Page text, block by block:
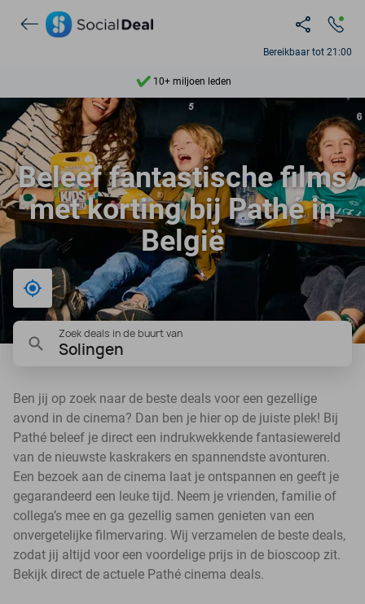
Bereikbaar tot 21:00
Ontdek 15.000+ deals
10+ miljoen leden
Ontdek 15.000+ deals
Beleef fantastische films
met korting bij Pathé in
België
Bij mij in de buurt
Zoek deals in de buurt van
Solingen
Ben jij op zoek naar de beste deals voor een gezellige
avond in de cinema? Dan ben je hier op de juiste plek! Bij
Pathé beleef je direct een indrukwekkende fantasiewereld
van de nieuwste kaskrakers en spannendste avonturen.
Een bezoek aan de cinema laat je ontspannen en geeft je
gegarandeerd een leuke tijd. Neem je vrienden, familie of
collega’s mee en ga gezellig samen genieten van een
onvergetelijke filmervaring. Wij verzamelen de beste deals,
zodat jij altijd voor een voordelige prijs in de bioscoop zit.
Bekijk direct de actuele Pathé cinema deals.